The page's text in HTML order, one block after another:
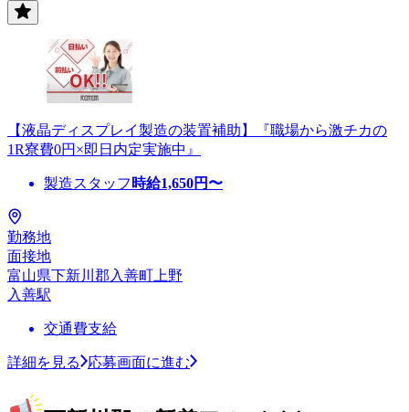
【液晶ディスプレイ製造の装置補助】『職場から激チカの
1R寮費0円×即日内定実施中』
製造スタッフ 時給1,650円〜
勤務地
面接地
富山県下新川郡入善町上野
入善駅
交通費支給
詳細を見る 応募画面に進む